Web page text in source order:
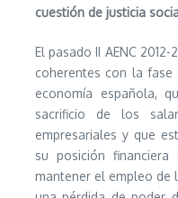
cuestión de justicia
El pasado II AENC
coherentes con la fase
economía española,
sacrificio de los
empresariales y que
su posición
mantener el empleo de